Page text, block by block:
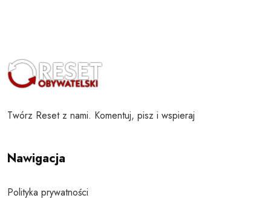
Twórz Reset z nami. Komentuj, pisz i wspieraj
Nawigacja
Polityka prywatności